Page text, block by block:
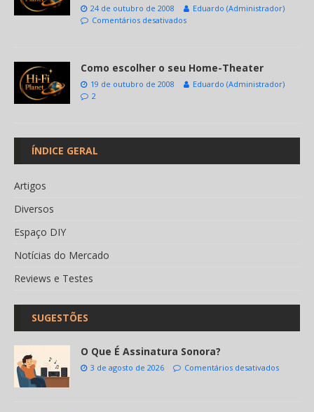
24 de outubro de 2008
Eduardo (Administrador)
Comentários desativados
Como escolher o seu Home-Theater
19 de outubro de 2008
Eduardo (Administrador)
2
ÍNDICE GERAL
Artigos
Diversos
Espaço DIY
Notícias do Mercado
Reviews e Testes
SUGESTÕES
O Que É Assinatura Sonora?
3 de agosto de 2026 Comentários desativados